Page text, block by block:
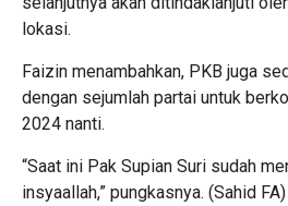
lokasi.
Faizin menambahkan, PKB juga
dengan sejumlah partai untuk
2024 nanti.
“Saat ini Pak Supian Suri sudah
insyaallah,” pungkasnya. (Sahid FA)